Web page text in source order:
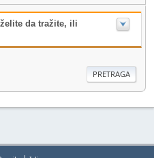
da tražite, ili